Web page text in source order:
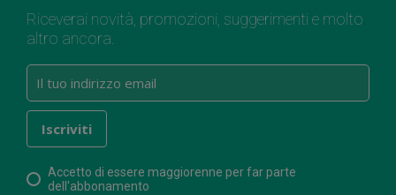
Riceverai novità, promozioni, suggerimenti e molto
altro ancora.
Accetto di essere maggiorenne per far parte
dell'abbonamento